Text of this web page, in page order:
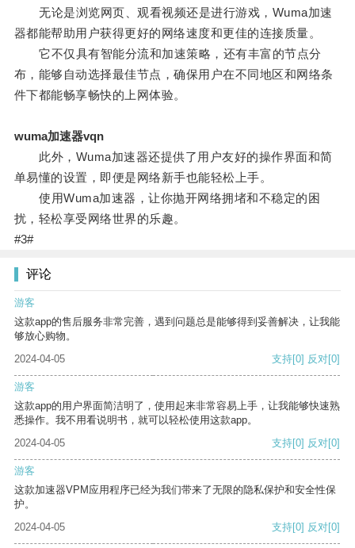
无论是浏览网页、观看视频还是进行游戏，Wuma加速
器都能帮助用户获得更好的网络速度和更佳的连接质量。
它不仅具有智能分流和加速策略，还有丰富的节点分
布，能够自动选择最佳节点，确保用户在不同地区和网络条
件下都能畅享畅快的上网体验。
wuma加速器vqn
此外，Wuma加速器还提供了用户友好的操作界面和简
单易懂的设置，即便是网络新手也能轻松上手。
使用Wuma加速器，让你抛开网络拥堵和不稳定的困
扰，轻松享受网络世界的乐趣。
#3#
评论
游客
这款app的售后服务非常完善，遇到问题总是能够得到妥善解决，让我能
够放心购物。
2024-04-05
支持[0] 反对[0]
游客
这款app的用户界面简洁明了，使用起来非常容易上手，让我能够快速熟
悉操作。我不用看说明书，就可以轻松使用这款app。
2024-04-05
支持[0] 反对[0]
游客
这款加速器VPM应用程序已经为我们带来了无限的隐私保护和安全性保
护。
2024-04-05
支持[0] 反对[0]